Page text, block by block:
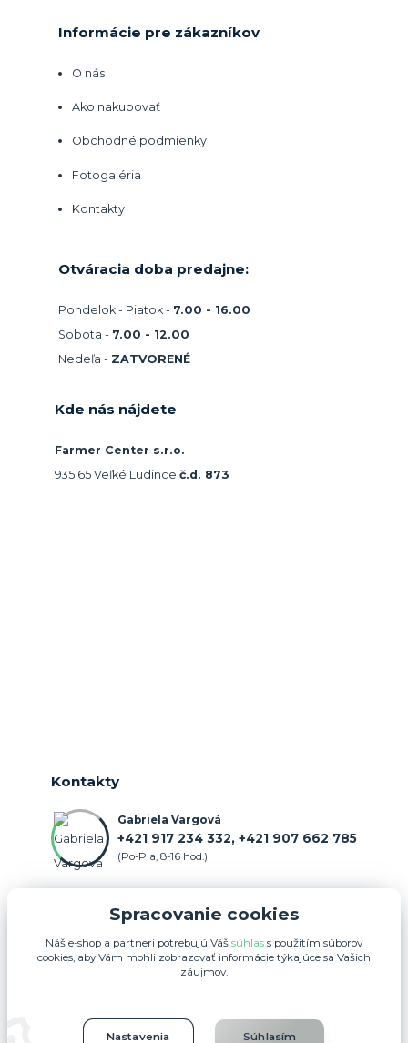
Informácie pre zákazníkov
O nás
Ako nakupovať
Obchodné podmienky
Fotogaléria
Kontakty
Otváracia doba predajne:
Pondelok - Piatok - 7.00 - 16.00
Sobota - 7.00 - 12.00
Nedeľa - ZATVORENÉ
Kde nás nájdete
Farmer Center s.r.o.
935 65 Veľké Ludince č.d. 873
Kontakty
Gabriela Vargová
+421 917 234 332, +421 907 662 785
(Po-Pia, 8-16 hod.)
Upravit sběr cookies.
Spracovanie cookies
Náš e-shop a partneri potrebujú Váš súhlas s použitím súborov
cookies, aby Vám mohli zobrazovať informácie týkajúce sa Vašich
záujmov.
Nastavenia Súhlasím